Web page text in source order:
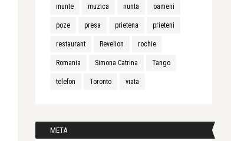
munte muzica nunta oameni
poze presa prietena prieteni
restaurant Revelion rochie
Romania Simona Catrina Tango
telefon Toronto viata
META